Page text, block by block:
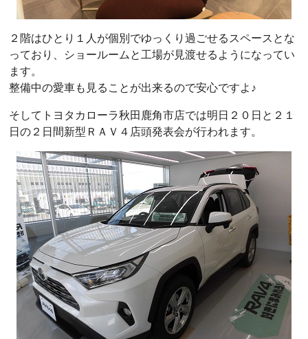
２階はひとり１人が個別でゆっくり過ごせるスペースとな
っており、ショールームと工場が見渡せるようになってい
ます。
整備中の愛車も見ることが出来るので安心ですよ♪
そしてトヨタカローラ秋田鹿角市店では明日２０日と２１
日の２日間新型ＲＡＶ４店頭発表会が行われます。